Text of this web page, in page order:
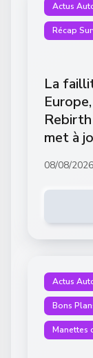
Actus
Récap
La
met à
08/08/2026
Actus
Bons
Manettes